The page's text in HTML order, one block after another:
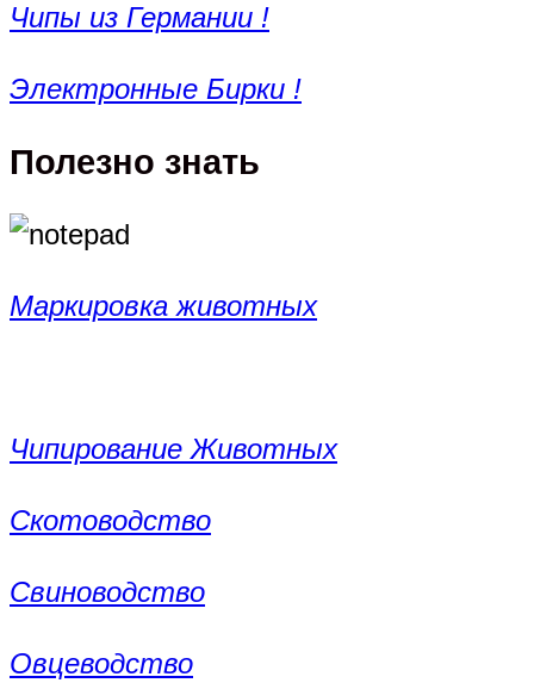
Чипы из Германии !
Электронные Бирки !
Полезно знать
Маркировка животных
Чипирование Животных
Скотоводство
Свиноводство
Овцеводство